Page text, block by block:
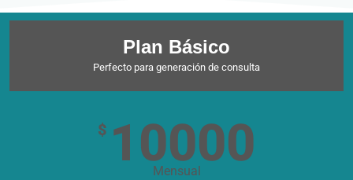
Plan Básico
Perfecto para generación de consulta
$ 10000
Mensual